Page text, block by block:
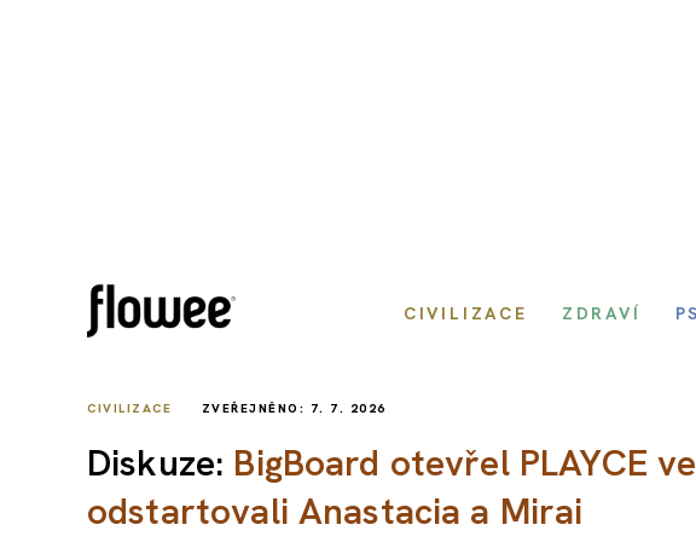
CIVILIZACE ZDRAVÍ
CIVILIZACE ZVEŘEJNĚNO: 7. 7. 2026
Diskuze: BigBoard otevřel PLAYCE
odstartovali Anastacia a Mirai